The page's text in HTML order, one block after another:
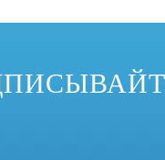
производства были